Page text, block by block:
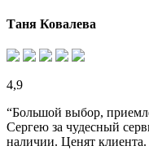
Таня Ковалева
4,9
“Большой выбор,
Сергею за чудесный
наличии. Ценят